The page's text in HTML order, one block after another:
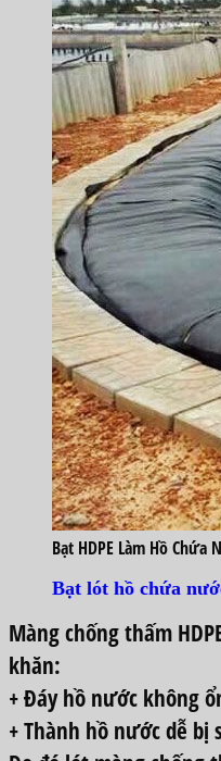
Bạt HDPE Làm Hồ Chứa
Bạt lót hồ chứa
Màng chống thấm
khăn:
+ Đáy hồ nước không
+ Thành hồ nước dễ